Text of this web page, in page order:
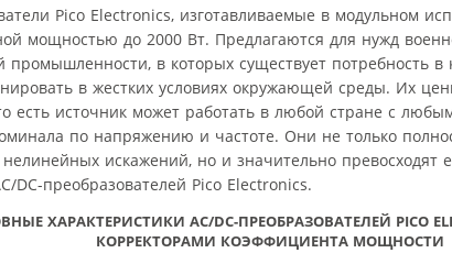
Pico Electronics, изготавливаемые в модульном
мощностью до 2000 Вт. Предлагаются для нужд
промышленности, в которых существует потребность
в жестких условиях окружающей среды. Их
есть источник может работать в любой стране с
по напряжению и частоте. Они не только
искажений, но и значительно превосходят
DC-преобразователей Pico Electronics.
ХАРАКТЕРИСТИКИ AC/DC-ПРЕОБРАЗОВАТЕЛЕЙ PICO
КОРРЕКТОРАМИ КОЭФФИЦИЕНТА МОЩНОСТИ